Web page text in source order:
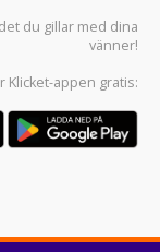
du gillar med dina
vänner!
Klicket-appen gratis: